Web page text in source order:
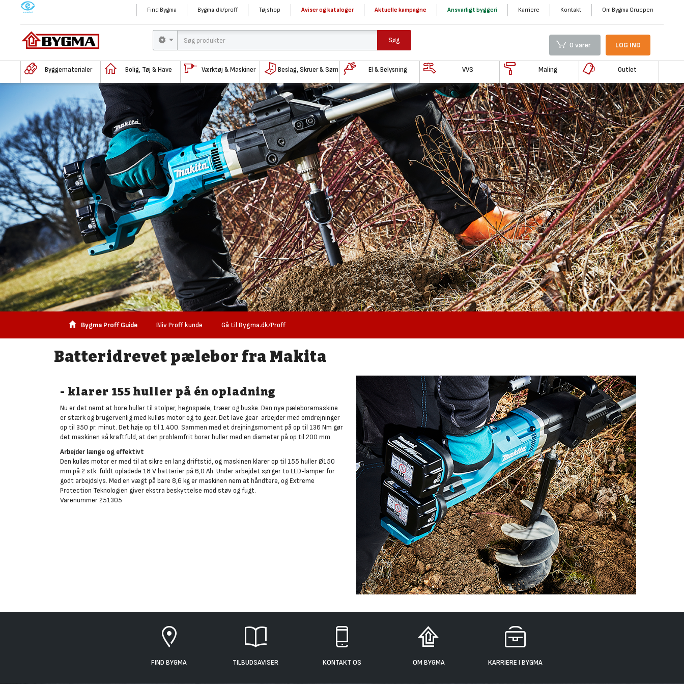
M Find Bygma Bygma.dk/proff Tøjshop Aviser og kataloger Aktuelle kampagne Ansvarligt byggeri Karriere Kontakt Om Bygma Gruppen
Søg
0 varer LOG IND
Byggematerialer Bolig, Tøj & Have Værktøj & Maskiner Beslag, Skruer & Søm El & Belysning VVS Maling Outlet
Bygma Proff Guide Bliv Proff kunde Gå til Bygma.dk/Proff
Batteridrevet pælebor fra Makita
- klarer 155 huller på én opladning
Nu er det nemt at bore huller til stolper, hegnspæle, træer og buske. Den nye pæleboremaskine
er stærk og brugervenlig med kulløs motor og to gear. Det lave gear arbejder med omdrejninger
op til 350 pr. minut. Det høje op til 1.400. Sammen med et drejningsmoment på op til 136 Nm gør
det maskinen så kraftfuld, at den problemfrit borer huller med en diameter på op til 200 mm.
Arbejder længe og effektivt
Den kulløs motor er med til at sikre en lang driftstid, og maskinen klarer op til 155 huller Ø150
mm på 2 stk. fuldt opladede 18 V batterier på 6,0 Ah. Under arbejdet sørger to LED-lamper for
godt arbejdslys. Med en vægt på bare 8,6 kg er maskinen nem at håndtere, og Extreme
Protection Teknologien giver ekstra beskyttelse mod støv og fugt.
Varenummer 251305
FIND BYGMA TILBUDSAVISER KONTAKT OS OM BYGMA KARRIERE I BYGMA